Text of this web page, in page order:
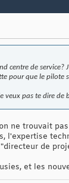
centre de
pour que le pilote
veux pas te dire
ne trouvait
l'expertise
de
et les